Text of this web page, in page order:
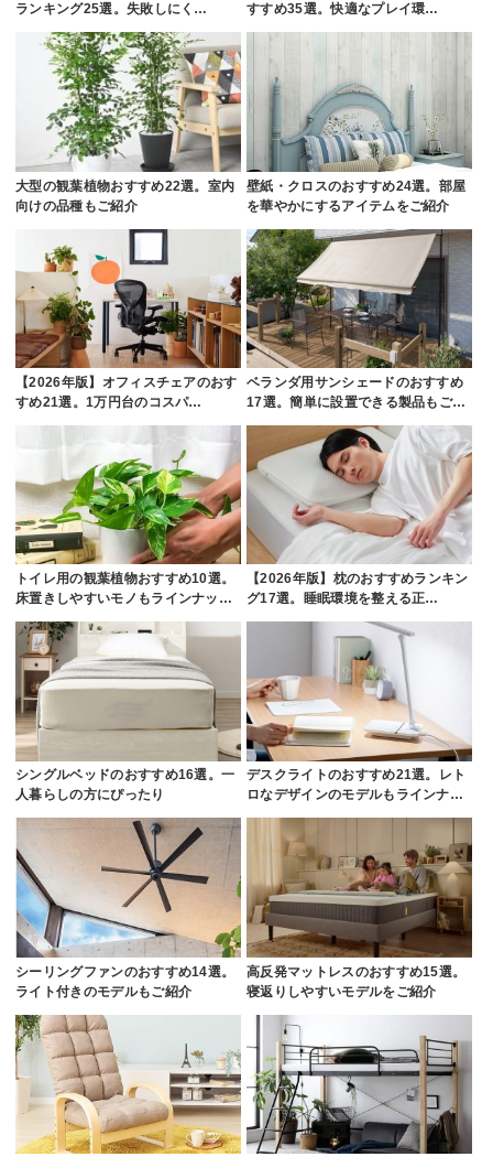
ランキング25選。失敗しにく…
すすめ35選。快適なプレイ環…
大型の観葉植物おすすめ22選。室内
向けの品種もご紹介
壁紙・クロスのおすすめ24選。部屋
を華やかにするアイテムをご紹介
【2026年版】オフィスチェアのおす
すめ21選。1万円台のコスパ…
ベランダ用サンシェードのおすすめ
17選。簡単に設置できる製品もご…
トイレ用の観葉植物おすすめ10選。
床置きしやすいモノもラインナッ…
【2026年版】枕のおすすめランキン
グ17選。睡眠環境を整える正…
シングルベッドのおすすめ16選。一
人暮らしの方にぴったり
デスクライトのおすすめ21選。レト
ロなデザインのモデルもラインナ…
シーリングファンのおすすめ14選。
ライト付きのモデルもご紹介
高反発マットレスのおすすめ15選。
寝返りしやすいモデルをご紹介